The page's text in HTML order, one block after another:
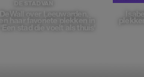
DE STAD VAN
over Leeuwarden,
haar favoriete plekken in
'Een stad die voelt als thuis'